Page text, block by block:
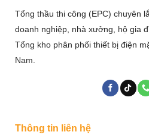
Tổng thầu thi công (EPC) chuyên
doanh nghiệp, nhà xưởng, hộ gia
Tổng kho phân phối thiết bị điện
Nam.
Thông tin liên hệ